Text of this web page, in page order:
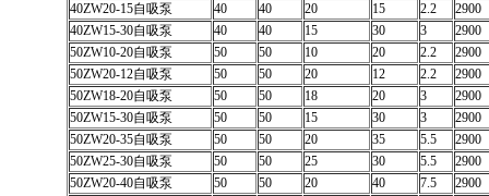
40ZW20-15自吸泵
40 40 20 15 2.2
2900
40ZW15-30自吸泵
40 40 15 30 3
2900
50ZW10-20自吸泵
50 50 10 20 2.2
2900
50ZW20-12自吸泵
50 50 20 12 2.2
2900
50ZW18-20自吸泵
50 50 18 20 3
2900
50ZW15-30自吸泵
50 50 15 30 3
2900
50ZW20-35自吸泵
50 50 20 35 5.5
2900
50ZW25-30自吸泵
50 50 25 30 5.5
2900
50ZW20-40自吸泵
50 50 20 40 7.5
2900